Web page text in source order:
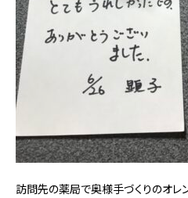
訪問先の薬局で奥様手づくりのオレ